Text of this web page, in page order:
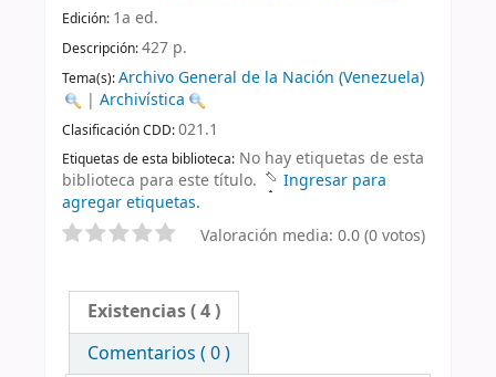
Edición: 1a ed.
Descripción:427 p.
Tema(s):Archivo General de la Nación (Venezuela)
|Archivística
Clasificación CDD:021.1
Etiquetas de esta biblioteca: No hay etiquetas de esta
biblioteca para este título.
Ingresar para
agregar etiquetas.
Valoración media: 0.0 (0 votos)
Existencias( 4 )
Comentarios ( 0 )